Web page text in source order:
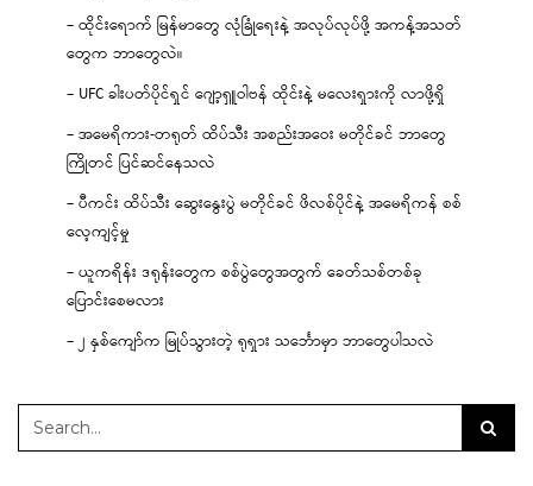
– ထိုင်းရောက် မြန်မာတွေ လုံခြုံရေးနဲ့ အလုပ်လုပ်ဖို့ အကန့်အသတ်
တွေက ဘာတွေလဲ။
– UFC ခါးပတ်ပိုင်ရှင် ဂျော့ရှူဝါဗန် ထိုင်းနဲ့ မလေးရှားကို လာဖို့ရှိ
– အမေရိကား-တရုတ် ထိပ်သီး အစည်းအဝေး မတိုင်ခင် ဘာတွေ
ကြိုတင် ပြင်ဆင်နေသလဲ
– ပီကင်း ထိပ်သီး ဆွေးနွေးပွဲ မတိုင်ခင် ဖိလစ်ပိုင်နဲ့ အမေရိကန် စစ်
လေ့ကျင့်မှု
– ယူကရိန်း ဒရုန်းတွေက စစ်ပွဲတွေအတွက် ခေတ်သစ်တစ်ခု
ပြောင်းစေမလား
– ၂ နှစ်ကျော်က မြုပ်သွားတဲ့ ရုရှား သင်္ဘောမှာ ဘာတွေပါသလဲ